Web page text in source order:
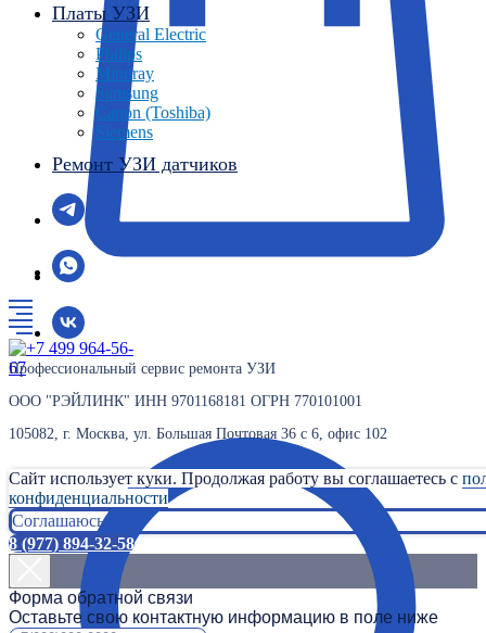
Платы УЗИ
General Electric
Philips
Mindray
Samsung
Canon (Toshiba)
Siemens
Ремонт УЗИ датчиков
Профессиональный сервис ремонта УЗИ
ООО "РЭЙЛИНК" ИНН 9701168181 ОГРН 770101001
105082, г. Москва, ул. Большая Почтовая 36 с 6, офис 102
Сайт использует куки. Продолжая работу вы соглашаетесь с
конфиденциальности
Соглашаюсь
8 (977) 894-32-58
Форма обратной связи
Оставьте свою контактную информацию в поле ниже